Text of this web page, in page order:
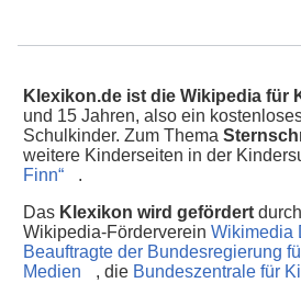
Klexikon.de ist die Wikipedia für
und 15 Jahren, also ein
Schulkinder. Zum Thema
weitere Kinderseiten in der
Finn“
.
Das Klexikon wird gefördert
Wikipedia-Förderverein Wikimedia
Beauftragte der Bundesregierung
Medien
, die Bundeszentrale für